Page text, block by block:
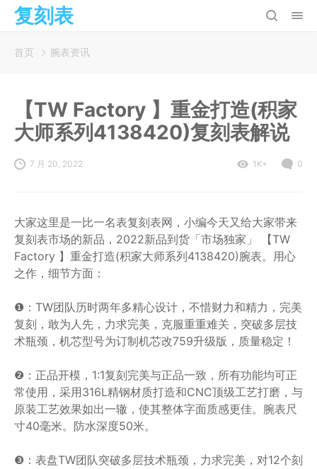
复刻表
首页 腕表资讯
【TW Factory 】重金打造(积家
大师系列4138420)复刻表解说
7 月 20, 2022 1K+ 0
大家这里是一比一名表复刻表网，小编今天又给大家带来
复刻表市场的新品，2022新品到货「市场独家」 【TW
Factory 】重金打造(积家大师系列4138420)腕表。用心
之作，细节方面：
❶：TW团队历时两年多精心设计，不惜财力和精力，完美
复刻，敢为人先，力求完美，克服重重难关，突破多层技
术瓶颈，机芯型号为订制机芯改759升级版，质量稳定！
❷：正品开模，1:1复刻完美与正品一致，所有功能均可正
常使用，采用316L精钢材质打造和CNC顶级工艺打磨，与
原装工艺效果如出一辙，使其整体字面质感更佳。腕表尺
寸40毫米。防水深度50米。
❸：表盘TW团队突破多层技术瓶颈，力求完美，对12个刻